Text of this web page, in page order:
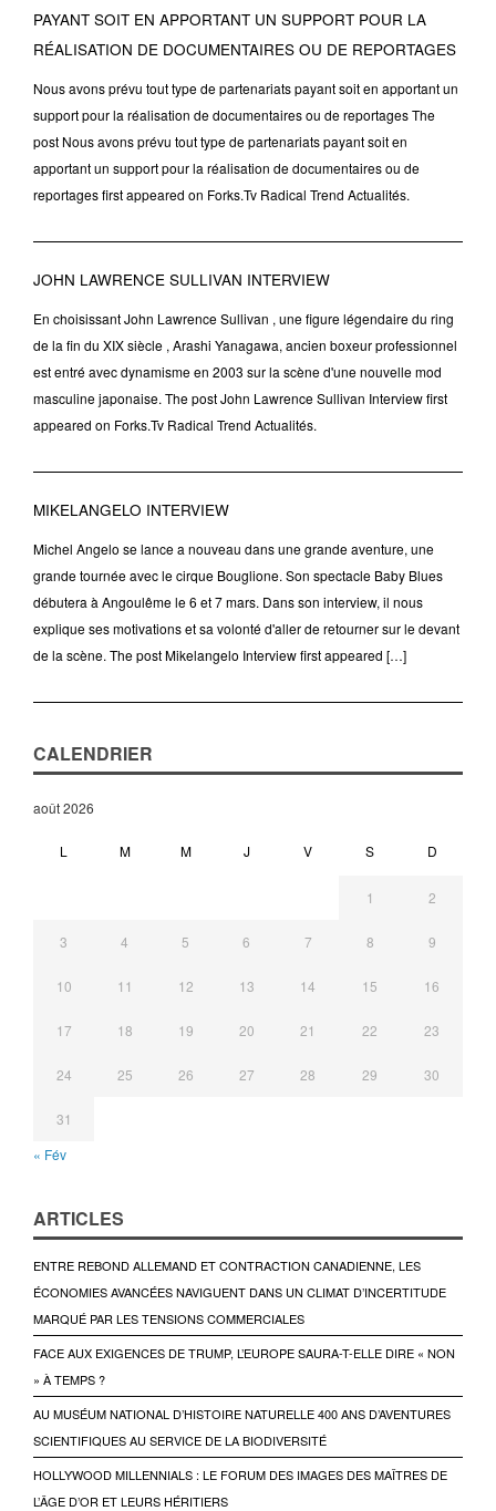
PAYANT SOIT EN APPORTANT UN SUPPORT POUR LA
RÉALISATION DE DOCUMENTAIRES OU DE REPORTAGES
Nous avons prévu tout type de partenariats payant soit en apportant un
support pour la réalisation de documentaires ou de reportages The
post Nous avons prévu tout type de partenariats payant soit en
apportant un support pour la réalisation de documentaires ou de
reportages first appeared on Forks.Tv Radical Trend Actualités.
JOHN LAWRENCE SULLIVAN INTERVIEW
En choisissant John Lawrence Sullivan , une figure légendaire du ring
de la fin du XIX siècle , Arashi Yanagawa, ancien boxeur professionnel
est entré avec dynamisme en 2003 sur la scène d'une nouvelle mod
masculine japonaise. The post John Lawrence Sullivan Interview first
appeared on Forks.Tv Radical Trend Actualités.
MIKELANGELO INTERVIEW
Michel Angelo se lance a nouveau dans une grande aventure, une
grande tournée avec le cirque Bouglione. Son spectacle Baby Blues
débutera à Angoulême le 6 et 7 mars. Dans son interview, il nous
explique ses motivations et sa volonté d'aller de retourner sur le devant
de la scène. The post Mikelangelo Interview first appeared […]
CALENDRIER
août 2026
L M M J V S D
1 2
3 4 5 6 7 8 9
10 11 12 13 14 15 16
17 18 19 20 21 22 23
24 25 26 27 28 29 30
31
« Fév
ARTICLES
ENTRE REBOND ALLEMAND ET CONTRACTION CANADIENNE, LES
ÉCONOMIES AVANCÉES NAVIGUENT DANS UN CLIMAT D’INCERTITUDE
MARQUÉ PAR LES TENSIONS COMMERCIALES
FACE AUX EXIGENCES DE TRUMP, L’EUROPE SAURA-T-ELLE DIRE « NON
» À TEMPS ?
AU MUSÉUM NATIONAL D’HISTOIRE NATURELLE 400 ANS D’AVENTURES
SCIENTIFIQUES AU SERVICE DE LA BIODIVERSITÉ
HOLLYWOOD MILLENNIALS : LE FORUM DES IMAGES DES MAÎTRES DE
L’ÂGE D’OR ET LEURS HÉRITIERS